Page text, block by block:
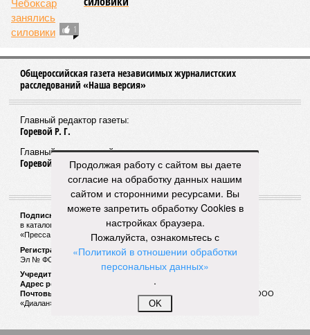
жителя Чебоксар
В Чебоксарах снесут 46 строений рядом с
проблемной «Кувшинкой»
04/08
Житель Екатеринбурга по указанию мошенников
ограбил квартиру в Чебоксарах
ЕЩЕ НОВОСТИ
НОВОСТИ ПАРТНЕРОВ
Новости smi2.ru
ЕЩЕ ИЗ РАЗДЕЛА «ВЛАСТЬ»
Олег Николаев может пойти на выборы
главы Чувашии в качестве самовыдвиженца
Продолжая работу с сайтом вы даете
согласие на обработку данных нашим
сайтом и сторонними ресурсами. Вы
можете запретить обработку Cookies в
настройках браузера.
Пожалуйста, ознакомьтесь с
«Политикой в отношении обработки
персональных данных»
.
OK